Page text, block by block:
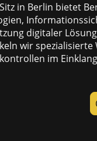
in Berlin bietet
digitaler
wir spezialisierte
im